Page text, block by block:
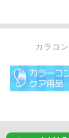
カラコ